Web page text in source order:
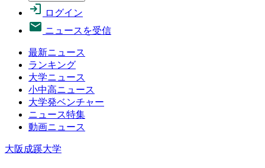
ログイン
ニュースを受信
最新ニュース
ランキング
大学ニュース
小中高ニュース
大学発ベンチャー
ニュース特集
動画ニュース
大阪成蹊大学